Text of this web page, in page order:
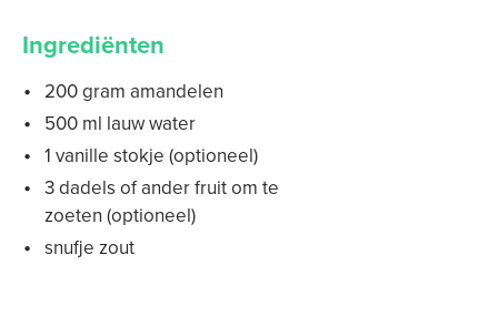
Ingrediënten
200 gram amandelen
500 ml lauw water
1 vanille stokje (optioneel)
3 dadels of ander fruit om te
zoeten (optioneel)
snufje zout